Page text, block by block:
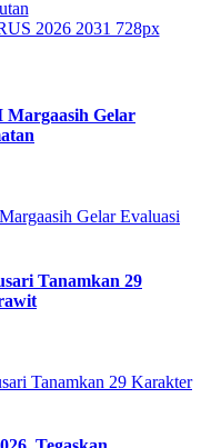
Gelar
Tanamkan 29